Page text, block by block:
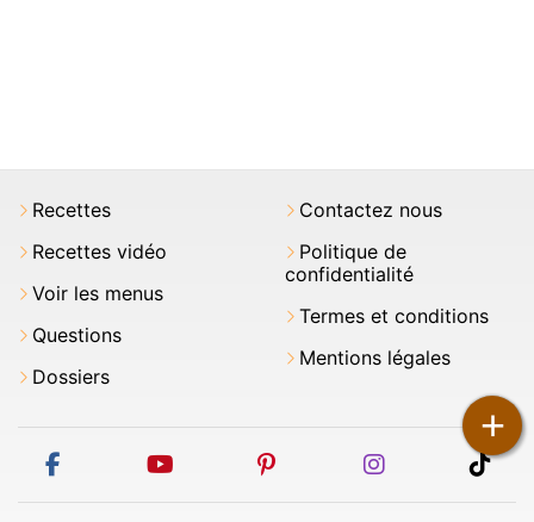
+
Recettes
Recettes vidéo
Voir les menus
Questions
Dossiers
Contactez nous
Politique de
confidentialité
Termes et conditions
Mentions légales
facebook youtube pinterest instagram